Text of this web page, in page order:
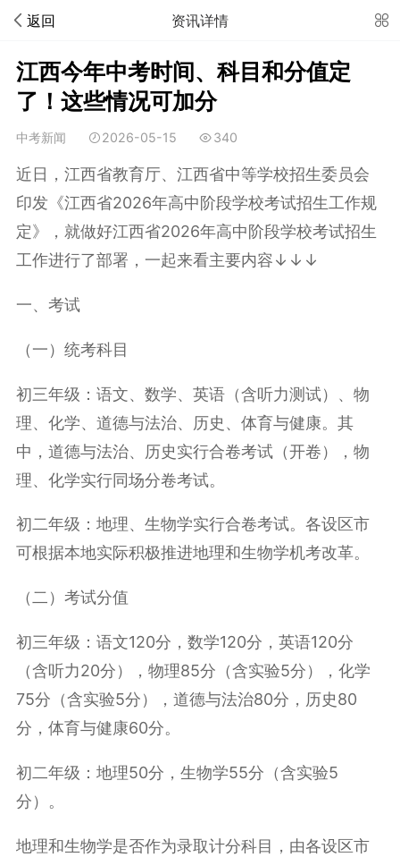
返回 资讯详情
江西今年中考时间、科目和分值定
了！这些情况可加分
中考新闻 2026-05-15 340
近日，江西省教育厅、江西省中等学校招生委员会
印发《江西省2026年高中阶段学校考试招生工作规
定》，就做好江西省2026年高中阶段学校考试招生
工作进行了部署，一起来看主要内容↓↓↓
一、考试
（一）统考科目
初三年级： 语文、数学、英语（含听力测试）、物
理、化学、道德与法治、历史、体育与健康。其
中，道德与法治、历史实行合卷考试（开卷），物
理、化学实行同场分卷考试。
初二年级： 地理、生物学实行合卷考试。各设区市
可根据本地实际积极推进地理和生物学机考改革。
（二）考试分值
初三年级： 语文120分，数学120分，英语120分
（含听力20分），物理85分（含实验5分），化学
75分（含实验5分），道德与法治80分，历史80
分，体育与健康60分。
初二年级： 地理50分，生物学55分（含实验5
分）。
地理和生物学是否作为录取计分科目，由各设区市